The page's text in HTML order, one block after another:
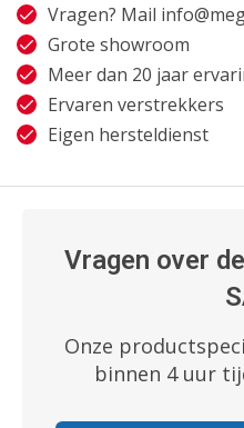
Vragen? Mail
Grote showroom
Meer dan 20 jaar
Ervaren verstrekkers
Eigen hersteldienst
Vragen over
Onze
binnen 4 uur